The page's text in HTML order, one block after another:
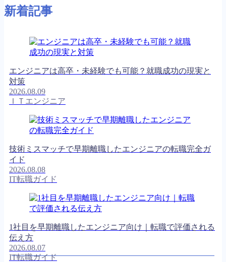
新着記事
エンジニアは高卒・未経験でも可能？就職成功の現実と
対策
2026.08.09
ＩＴエンジニア
技術ミスマッチで早期離職したエンジニアの転職完全ガ
イド
2026.08.08
IT転職ガイド
1社目を早期離職したエンジニア向け｜転職で評価される
伝え方
2026.08.07
IT転職ガイド